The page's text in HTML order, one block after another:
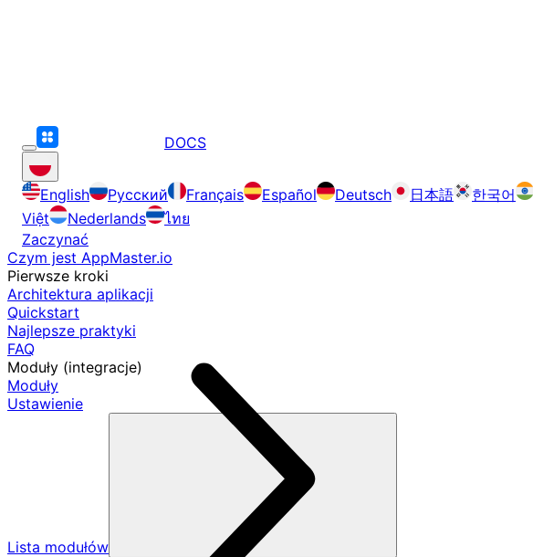
DOCS
English Русский Français Español Deutsch 日本語 한국어
Việt
Nederlands
ไทย
Zaczynać
Czym jest AppMaster.io
Pierwsze kroki
Architektura aplikacji
Quickstart
Najlepsze praktyki
FAQ
Moduły (integracje)
Moduły
Ustawienie
Lista modułów